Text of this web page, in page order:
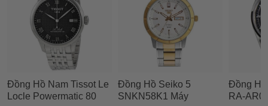
Đồng Hồ Nam Tissot Le
Locle Powermatic 80
Đồng Hồ Seiko 5
SNKN58K1 Máy
Đồng Hồ
RA-